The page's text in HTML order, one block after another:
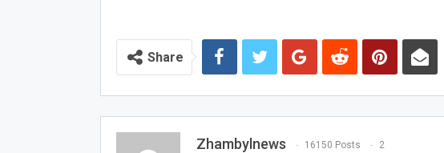
Share
Zhambylnews 16150 Posts 2